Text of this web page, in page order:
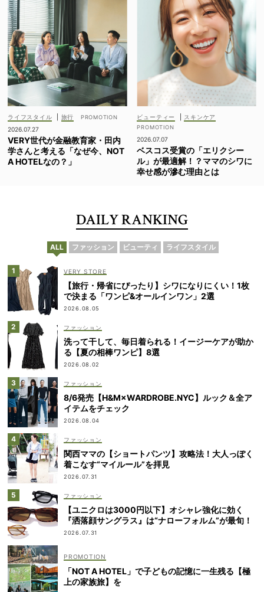
ライフスタイル
旅行
2026.07.27
VERY世代が金融教育家・田内
学さんと考える「なぜ今、NOT
A HOTELなの？」
ビューティー スキンケア
2026.07.07
ベスコス受賞の「エリクシー
ル」が最適解！？ママのシワに
幸せ感が滲む理由とは
DAILY RANKING
ALL ファッション ビューティ ライフスタイル
VERY STORE
【旅行・帰省にぴったり】シワになりにくい！1枚
で決まる「ワンピ&オールインワン」2選
2026.08.05
ファッション
洗って干して、毎日着られる！イージーケアが助か
る【夏の相棒ワンピ】8選
2026.08.02
ファッション
8/6発売【H&M×WARDROBE.NYC】ルック＆全ア
イテムをチェック
2026.08.04
ファッション
関西ママの【ショートパンツ】攻略法！大人っぽく
着こなす“マイルール”を拝見
2026.07.31
ファッション
【ユニクロは3000円以下】オシャレ強化に効く
『洒落顔サングラス』は“ナローフォルム”が最旬！
2026.07.31
「NOT A HOTEL」で子どもの記憶に一生残る【極
上の家族旅】を